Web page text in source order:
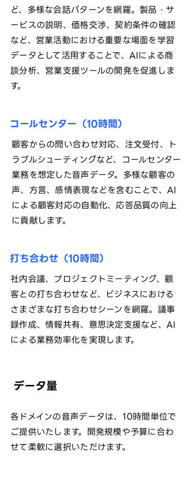
ど、多様な会話パターンを網羅。製品・サ
ービスの説明、価格交渉、契約条件の確認
など、営業活動における重要な場面を学習
データとして活用することで、AIによる商
談分析、営業支援ツールの開発を促進しま
す。
コールセンター（10時間）
顧客からの問い合わせ対応、注文受付、ト
ラブルシューティングなど、コールセンター
業務を想定した音声データ。多様な顧客の
声、方言、感情表現などを含むことで、AI
による顧客対応の自動化、応答品質の向上
に貢献します。
打ち合わせ（10時間）
社内会議、プロジェクトミーティング、顧
客との打ち合わせなど、ビジネスにおける
さまざまな打ち合わせシーンを網羅。議事
録作成、情報共有、意思決定支援など、AI
による業務効率化を実現します。
データ量
各ドメインの音声データは、10時間単位で
ご提供いたします。開発規模や予算に合わ
せて柔軟に選択いただけます。